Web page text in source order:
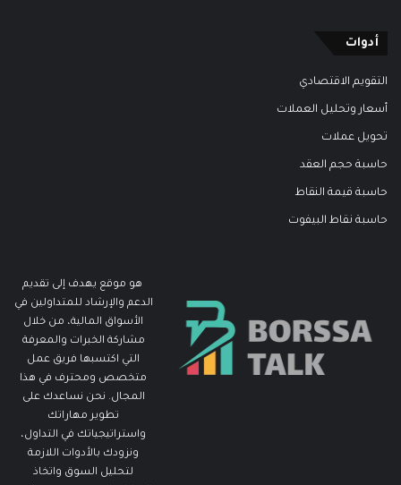
أدوات
التقويم الاقتصادي
أسعار وتحليل العملات
تحويل عملات
حاسبة حجم العقد
حاسبة قيمة النقاط
حاسبة نقاط البيفوت
هو موقع يهدف إلى تقديم
الدعم والإرشاد للمتداولين في
الأسواق المالية، من خلال
مشاركة الخبرات والمعرفة
التي اكتسبها فريق عمل
متخصص ومحترف في هذا
المجال. نحن نساعدك على
تطوير مهاراتك
واستراتيجياتك في التداول،
ونزودك بالأدوات اللازمة
لتحليل السوق واتخاذ